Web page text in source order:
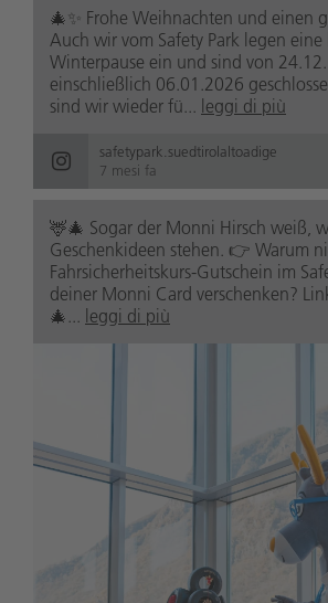
🎄✨ Frohe Weihnachten und einen
Auch wir vom Safety Park legen eine
Winterpause ein und sind von
einschließlich 06.01.2026
sind wir wieder fü... leggi di più
safetypark.suedtirolaltoadige
7 mesi fa
🦌🎄 Sogar der Monni Hirsch weiß,
Geschenkideen stehen. 👉 Warum
Fahrsicherheitskurs-Gutschein im
deiner Monni Card verschenken?
🎄... leggi di più